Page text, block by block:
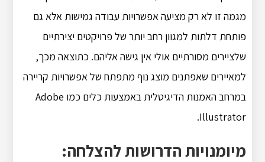
מגמה זו לא רק מציעה אפשרויות עבודה גמישות אלא גם
פותחת דלתות למגוון רחב יותר של פרויקטים יצירתיים
שלציירים מסורתיים אולי אין גישה אליהם. כתוצאה מכך,
למאיירים שאפתנים מוצג נוף מתפתח של אפשרויות קריירה
במרחב האמנות הדיגיטלית באמצעות כלים כמו Adobe
Illustrator.
מיומנויות הדרושות להצלחה: